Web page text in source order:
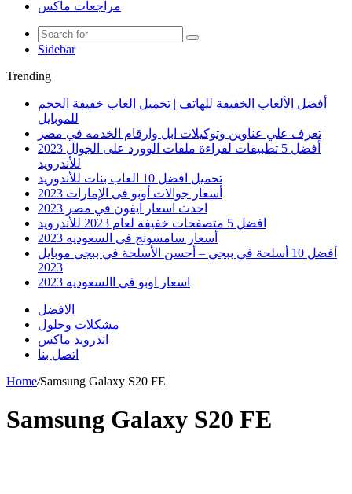
مراجعات ماكس
Sidebar
Trending
أفضل الألعاب الخفيفة للهاتف | تحميل العاب خفيفة الحجم
للموبايل
تعرف علي عناوين وتوكيلات ابل وارقام الخدمه في مصر
أفضل 5 تطبيقات لقراءة ملفات الوورد على الجوال 2023
للأندرويد
تحميل افضل 10 العاب بنات للأندوريد
أسعار جوالات أوبو فى الإمارات 2023
احدث اسعار ايفون في مصر 2023
افضل 5 متصفحات خفيفه لعام 2023 للأندرويد
أسعار سامسونج في السعوديه 2023
أفضل 10 أسلحة في ببجي – أحسن الأسلحة في ببجي موبايل
2023
اسعار اوبو في االسعوديه 2023
الافضل
مشكلات وحلول
اندرويد ماكس
اتصل بنا
Home/Samsung Galaxy S20 FE
Samsung Galaxy S20 FE